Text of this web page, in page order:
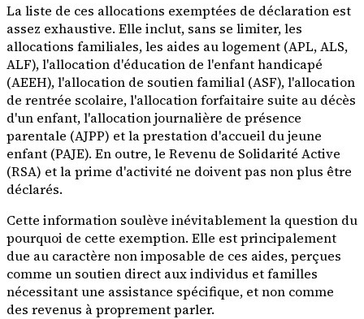
La liste de ces allocations exemptées de déclaration est
assez exhaustive. Elle inclut, sans se limiter, les
allocations familiales, les aides au logement (APL, ALS,
ALF), l'allocation d'éducation de l'enfant handicapé
(AEEH), l'allocation de soutien familial (ASF), l'allocation
de rentrée scolaire, l'allocation forfaitaire suite au décès
d'un enfant, l'allocation journalière de présence
parentale (AJPP) et la prestation d'accueil du jeune
enfant (PAJE). En outre, le Revenu de Solidarité Active
(RSA) et la prime d'activité ne doivent pas non plus être
déclarés.
Cette information soulève inévitablement la question du
pourquoi de cette exemption. Elle est principalement
due au caractère non imposable de ces aides, perçues
comme un soutien direct aux individus et familles
nécessitant une assistance spécifique, et non comme
des revenus à proprement parler.